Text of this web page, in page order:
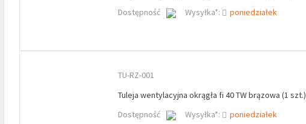
Dostępność
Wysyłka*: poniedziałek
TU-RZ-001
Tuleja wentylacyjna okrągła fi 40 TW brązowa (1 szt.)
Dostępność
Wysyłka*: poniedziałek